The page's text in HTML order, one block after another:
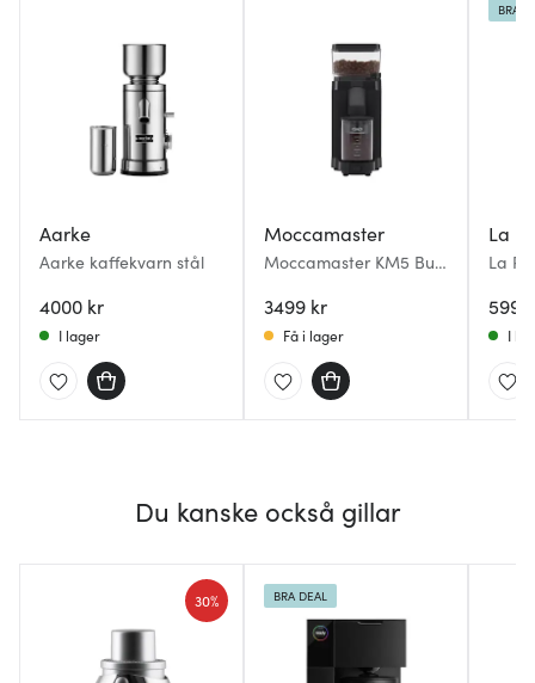
Aarke
Aarke kaffekvarn stål
4000 kr
I lager
Moccamaster
Moccamaster KM5 Burr
3499 kr
Få i lager
La
La
BRA
I
Du kanske också gillar
30% BRA DEAL